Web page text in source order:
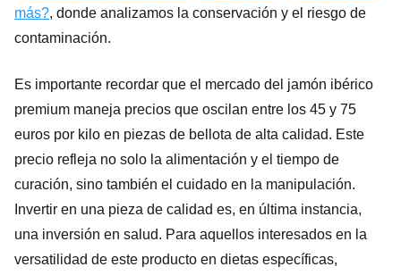
más?, donde analizamos la conservación y el riesgo de
contaminación.
Es importante recordar que el mercado del jamón ibérico
premium maneja precios que oscilan entre los 45 y 75
euros por kilo en piezas de bellota de alta calidad. Este
precio refleja no solo la alimentación y el tiempo de
curación, sino también el cuidado en la manipulación.
Invertir en una pieza de calidad es, en última instancia,
una inversión en salud. Para aquellos interesados en la
versatilidad de este producto en dietas específicas,